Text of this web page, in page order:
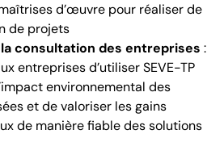
d’œuvre pour réaliser de
de projets
consultation des entreprises :
entreprises d’utiliser SEVE-TP
environnemental des
et de valoriser les gains
de manière fiable des solutions